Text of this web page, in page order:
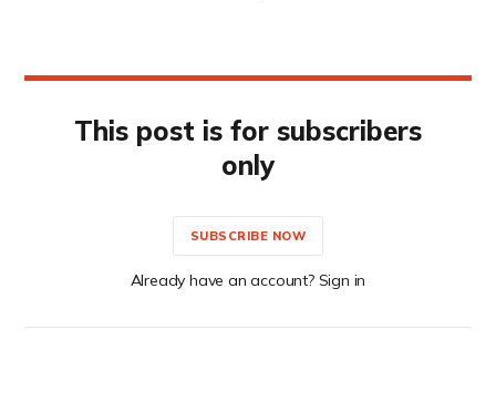
This post is for subscribers
only
SUBSCRIBE NOW
Already have an account? Sign in